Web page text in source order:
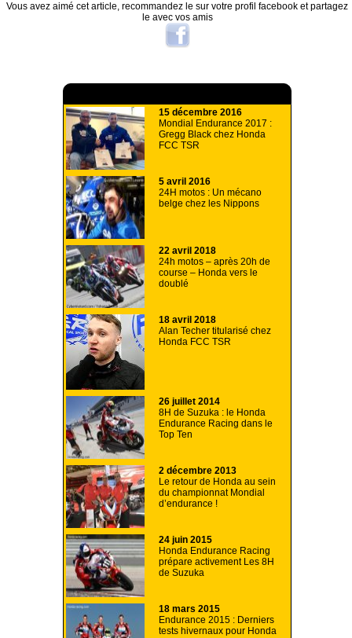
Vous avez aimé cet article, recommandez le sur votre profil facebook et partagez
le avec vos amis
15 décembre 2016
Mondial Endurance 2017 :
Gregg Black chez Honda
FCC TSR
5 avril 2016
24H motos : Un mécano
belge chez les Nippons
22 avril 2018
24h motos – après 20h de
course – Honda vers le
doublé
18 avril 2018
Alan Techer titularisé chez
Honda FCC TSR
26 juillet 2014
8H de Suzuka : le Honda
Endurance Racing dans le
Top Ten
2 décembre 2013
Le retour de Honda au sein
du championnat Mondial
d’endurance !
24 juin 2015
Honda Endurance Racing
prépare activement Les 8H
de Suzuka
18 mars 2015
Endurance 2015 : Derniers
tests hivernaux pour Honda